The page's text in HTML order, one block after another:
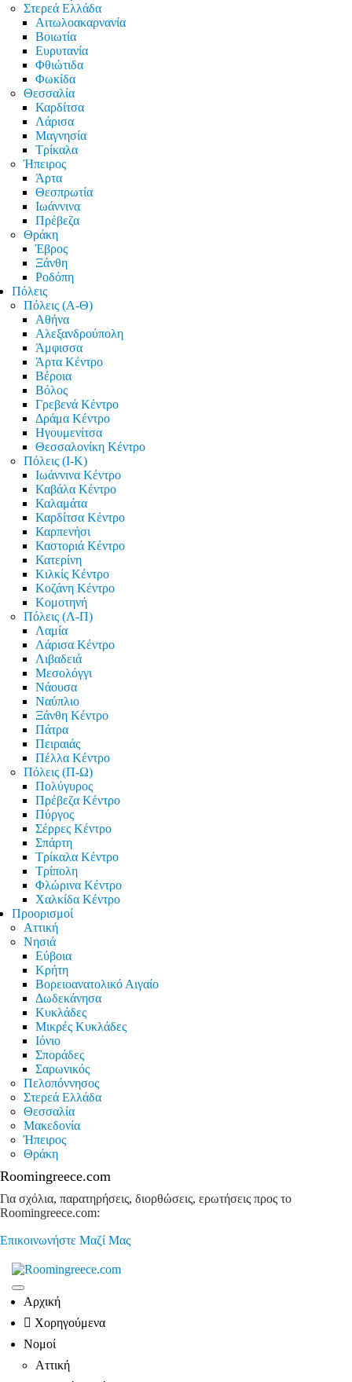
Στερεά Ελλάδα
Αιτωλοακαρνανία
Βοιωτία
Ευρυτανία
Φθιώτιδα
Φωκίδα
Θεσσαλία
Καρδίτσα
Λάρισα
Μαγνησία
Τρίκαλα
Ήπειρος
Άρτα
Θεσπρωτία
Ιωάννινα
Πρέβεζα
Θράκη
Έβρος
Ξάνθη
Ροδόπη
Πόλεις
Πόλεις (Α-Θ)
Αθήνα
Αλεξανδρούπολη
Άμφισσα
Άρτα Κέντρο
Βέροια
Βόλος
Γρεβενά Κέντρο
Δράμα Κέντρο
Ηγουμενίτσα
Θεσσαλονίκη Κέντρο
Πόλεις (Ι-Κ)
Ιωάννινα Κέντρο
Καβάλα Κέντρο
Καλαμάτα
Καρδίτσα Κέντρο
Καρπενήσι
Καστοριά Κέντρο
Κατερίνη
Κιλκίς Κέντρο
Κοζάνη Κέντρο
Κομοτηνή
Πόλεις (Λ-Π)
Λαμία
Λάρισα Κέντρο
Λιβαδειά
Μεσολόγγι
Νάουσα
Ναύπλιο
Ξάνθη Κέντρο
Πάτρα
Πειραιάς
Πέλλα Κέντρο
Πόλεις (Π-Ω)
Πολύγυρος
Πρέβεζα Κέντρο
Πύργος
Σέρρες Κέντρο
Σπάρτη
Τρίκαλα Κέντρο
Τρίπολη
Φλώρινα Κέντρο
Χαλκίδα Κέντρο
Προορισμοί
Αττική
Νησιά
Εύβοια
Κρήτη
Βορειοανατολικό Αιγαίο
Δωδεκάνησα
Κυκλάδες
Μικρές Κυκλάδες
Ιόνιο
Σποράδες
Σαρωνικός
Πελοπόννησος
Στερεά Ελλάδα
Θεσσαλία
Μακεδονία
Ήπειρος
Θράκη
Roomingreece.com
Για σχόλια, παρατηρήσεις, διορθώσεις, ερωτήσεις προς το
Roomingreece.com:
Επικοινωνήστε Μαζί Μας
Αρχική
Χορηγούμενα
Νομοί
Αττική